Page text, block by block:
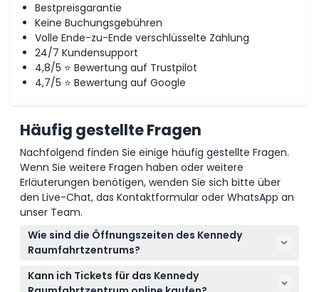
Bestpreisgarantie
Keine Buchungsgebühren
Volle Ende-zu-Ende verschlüsselte Zahlung
24/7 Kundensupport
4,8/5 ⭐ Bewertung auf Trustpilot
4,7/5 ⭐ Bewertung auf Google
Häufig gestellte Fragen
Nachfolgend finden Sie einige häufig gestellte Fragen.
Wenn Sie weitere Fragen haben oder weitere
Erläuterungen benötigen, wenden Sie sich bitte über
den Live-Chat, das Kontaktformular oder WhatsApp an
unser Team.
Wie sind die Öffnungszeiten des Kennedy
Raumfahrtzentrums?
Das Kennedy Raumfahrtzentrum Besucherkomplex
ist täglich von 9:00 bis 18:00 Uhr geöffnet, der letzte
Kann ich Tickets für das Kennedy